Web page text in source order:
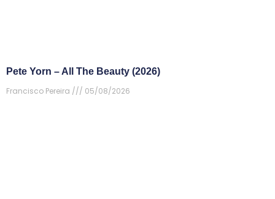
Pete Yorn – All The Beauty (2026)
Francisco Pereira
05/08/2026